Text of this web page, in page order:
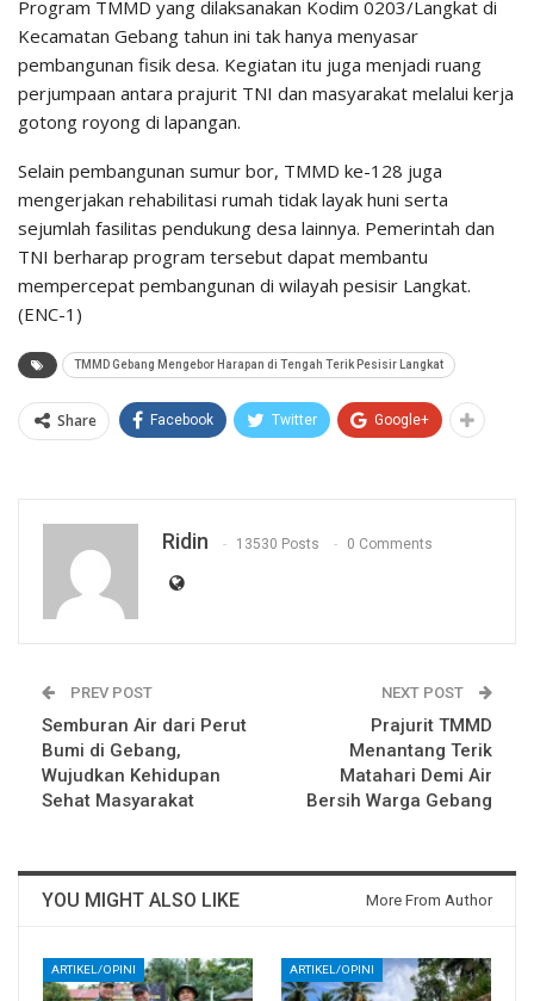
Program TMMD yang dilaksanakan Kodim 0203/Langkat di
Kecamatan Gebang tahun ini tak hanya menyasar
pembangunan fisik desa. Kegiatan itu juga menjadi ruang
perjumpaan antara prajurit TNI dan masyarakat melalui kerja
gotong royong di lapangan.
Selain pembangunan sumur bor, TMMD ke-128 juga
mengerjakan rehabilitasi rumah tidak layak huni serta
sejumlah fasilitas pendukung desa lainnya. Pemerintah dan
TNI berharap program tersebut dapat membantu
mempercepat pembangunan di wilayah pesisir Langkat.
(ENC-1)
TMMD Gebang Mengebor Harapan di Tengah Terik Pesisir Langkat
Share Facebook Twitter Google+
Ridin 13530 Posts 0 Comments
PREV POST
Semburan Air dari Perut
Bumi di Gebang,
Wujudkan Kehidupan
Sehat Masyarakat
NEXT POST
Prajurit TMMD
Menantang Terik
Matahari Demi Air
Bersih Warga Gebang
YOU MIGHT ALSO LIKE More From Author
ARTIKEL/OPINI ARTIKEL/OPINI